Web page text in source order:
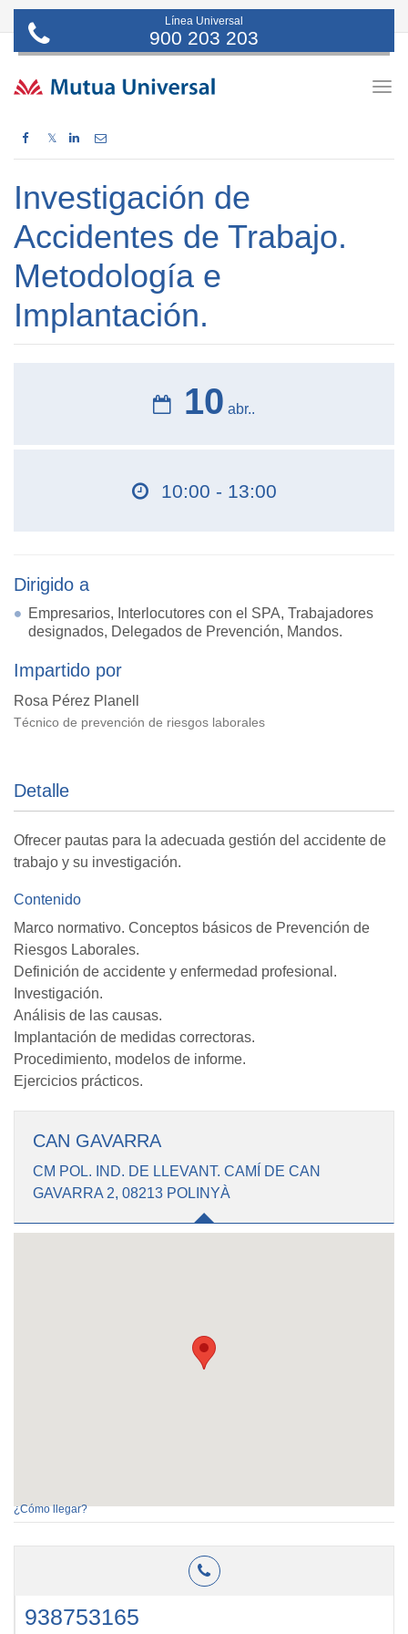
Línea Universal
900 203 203
𝕏
Investigación de
Accidentes de Trabajo.
Metodología e
Implantación.
10 abr..
10:00 - 13:00
Dirigido a
Empresarios, Interlocutores con el SPA, Trabajadores
designados, Delegados de Prevención, Mandos.
Impartido por
Rosa Pérez Planell
Técnico de prevención de riesgos laborales
Detalle
Ofrecer pautas para la adecuada gestión del accidente de
trabajo y su investigación.
Contenido
Marco normativo. Conceptos básicos de Prevención de
Riesgos Laborales.
Definición de accidente y enfermedad profesional.
Investigación.
Análisis de las causas.
Implantación de medidas correctoras.
Procedimiento, modelos de informe.
Ejercicios prácticos.
CAN GAVARRA
CM POL. IND. DE LLEVANT. CAMÍ DE CAN
GAVARRA 2, 08213 POLINYÀ
¿Cómo llegar?
938753165